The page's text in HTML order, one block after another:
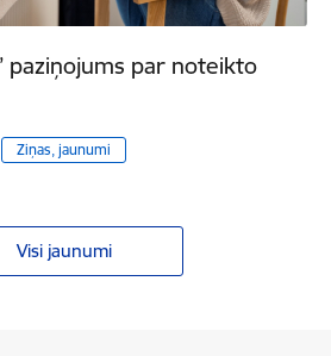
paziņojums par noteikto
Ziņas, jaunumi
Visi jaunumi